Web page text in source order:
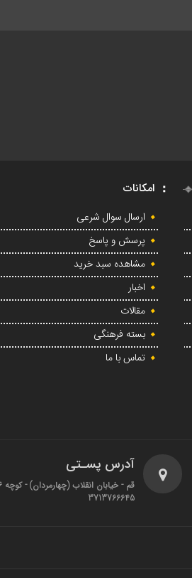
امکانات
ارسال سوال شرعی
پرسش و پاسخ
مشاهده سبد خرید
اخبار
مقالات
بسته فرهنگی
تماس با ما
آدرس پسـتی
3713766645